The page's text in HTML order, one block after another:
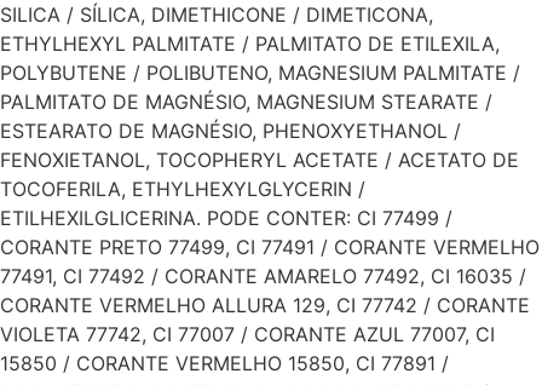
SILICA / SÍLICA, DIMETHICONE / DIMETICONA,
ETHYLHEXYL PALMITATE / PALMITATO DE ETILEXILA,
POLYBUTENE / POLIBUTENO, MAGNESIUM PALMITATE /
PALMITATO DE MAGNÉSIO, MAGNESIUM STEARATE /
ESTEARATO DE MAGNÉSIO, PHENOXYETHANOL /
FENOXIETANOL, TOCOPHERYL ACETATE / ACETATO DE
TOCOFERILA, ETHYLHEXYLGLYCERIN /
ETILHEXILGLICERINA. PODE CONTER: CI 77499 /
CORANTE PRETO 77499, CI 77491 / CORANTE VERMELHO
77491, CI 77492 / CORANTE AMARELO 77492, CI 16035 /
CORANTE VERMELHO ALLURA 129, CI 77742 / CORANTE
VIOLETA 77742, CI 77007 / CORANTE AZUL 77007, CI
15850 / CORANTE VERMELHO 15850, CI 77891 /